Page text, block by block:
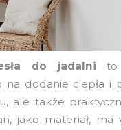
do jadalni to
na dodanie ciepła i
ale także
jako materiał,